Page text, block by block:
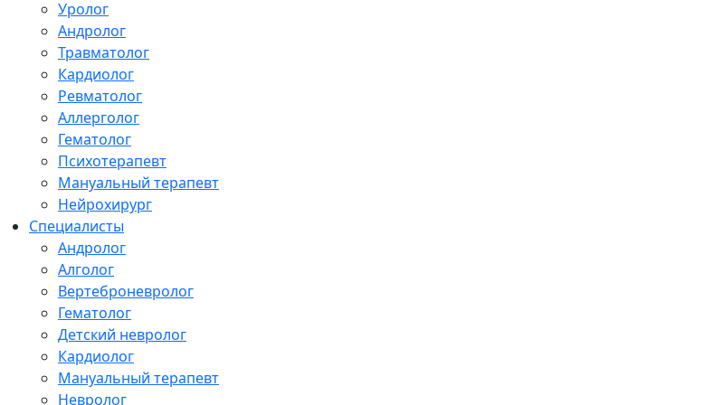
Уролог
Андролог
Травматолог
Кардиолог
Ревматолог
Аллерголог
Гематолог
Психотерапевт
Мануальный терапевт
Нейрохирург
Специалисты
Андролог
Алголог
Вертеброневролог
Гематолог
Детский невролог
Кардиолог
Мануальный терапевт
Невролог